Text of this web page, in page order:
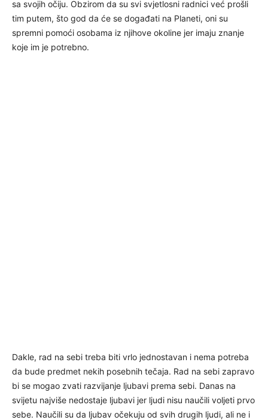
sa svojih očiju. Obzirom da su svi svjetlosni radnici već prošli
tim putem, što god da će se događati na Planeti, oni su
spremni pomoći osobama iz njihove okoline jer imaju znanje
koje im je potrebno.
Dakle, rad na sebi treba biti vrlo jednostavan i nema potreba
da bude predmet nekih posebnih tečaja. Rad na sebi zapravo
bi se mogao zvati razvijanje ljubavi prema sebi. Danas na
svijetu najviše nedostaje ljubavi jer ljudi nisu naučili voljeti prvo
sebe. Naučili su da ljubav očekuju od svih drugih ljudi, ali ne i